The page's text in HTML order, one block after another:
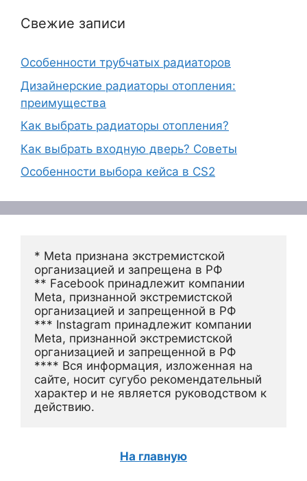
Свежие записи
Особенности трубчатых радиаторов
Дизайнерские радиаторы отопления:
преимущества
Как выбрать радиаторы отопления?
Как выбрать входную дверь? Советы
Особенности выбора кейса в CS2
* Meta признана экстремистской
организацией и запрещена в РФ
** Facebook принадлежит компании
Meta, признанной экстремистской
организацией и запрещенной в РФ
*** Instagram принадлежит компании
Meta, признанной экстремистской
организацией и запрещенной в РФ
**** Вся информация, изложенная на
сайте, носит сугубо рекомендательный
характер и не является руководством к
действию.
На главную